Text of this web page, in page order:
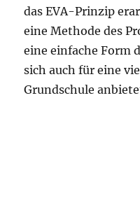
das EVA-Prinzip
eine Methode des
eine einfache Form
sich auch für eine
Grundschule